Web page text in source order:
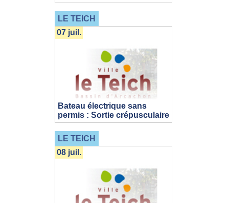
LE TEICH
Bateau électrique sans
permis : Sortie crépusculaire
07 juil.
LE TEICH
08 juil.